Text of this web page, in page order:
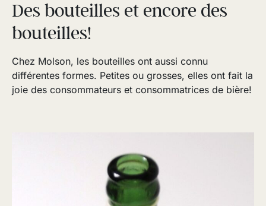
Des bouteilles et encore des
bouteilles!
Chez Molson, les bouteilles ont aussi connu
différentes formes. Petites ou grosses, elles ont fait la
joie des consommateurs et consommatrices de bière!